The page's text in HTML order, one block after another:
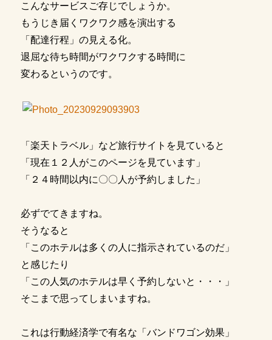
こんなサービスご存じでしょうか。
もうじき届くワクワク感を演出する
「配達行程」の見える化。
退屈な待ち時間がワクワクする時間に
変わるというのです。
「楽天トラベル」など旅行サイトを見ていると
「現在１２人がこのページを見ています」
「２４時間以内に〇〇人が予約しました」
必ずでてきますね。
そうなると
「このホテルは多くの人に指示されているのだ」
と感じたり
「この人気のホテルは早く予約しないと・・・」
そこまで思ってしまいますね。
これは行動経済学で有名な「バンドワゴン効果」